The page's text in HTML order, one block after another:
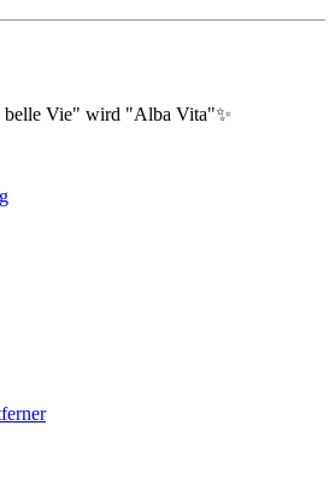
belle Vie" wird "Alba Vita"✨